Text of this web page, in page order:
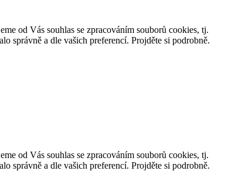
od Vás souhlas se zpracováním souborů cookies, tj.
správně a dle vašich preferencí. Projděte si podrobně.
od Vás souhlas se zpracováním souborů cookies, tj.
správně a dle vašich preferencí. Projděte si podrobně.